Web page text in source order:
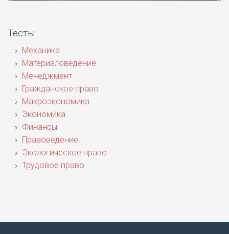
Тесты
Механика
Материаловедение
Менеджмент
Гражданское право
Макроэкономика
Экономика
Финансы
Правоведение
Экологическое право
Трудовое право